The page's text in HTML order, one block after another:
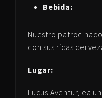
Bebida:
Nuestro
con sus ricas
Lugar:
Lucus Aventur, ea